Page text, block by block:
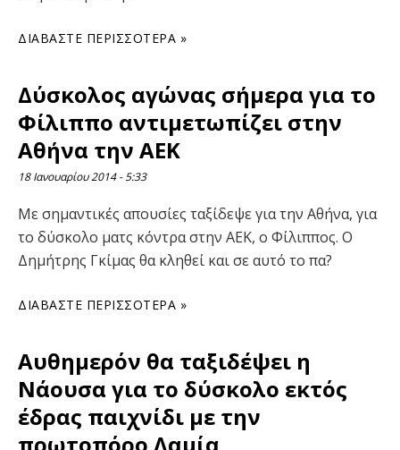
ΔΙΑΒΆΣΤΕ ΠΕΡΙΣΣΌΤΕΡΑ »
Δύσκολος αγώνας σήμερα για το
Φίλιππο αντιμετωπίζει στην
Αθήνα την ΑΕΚ
18 Ιανουαρίου 2014 5:33
Με σημαντικές απουσίες ταξίδεψε για την Αθήνα, για
το δύσκολο ματς κόντρα στην ΑΕΚ, ο Φίλιππος. Ο
Δημήτρης Γκίμας θα κληθεί και σε αυτό το πα?
ΔΙΑΒΆΣΤΕ ΠΕΡΙΣΣΌΤΕΡΑ »
Αυθημερόν θα ταξιδέψει η
Νάουσα για το δύσκολο εκτός
έδρας παιχνίδι με την
πρωτοπόρο Λαμία